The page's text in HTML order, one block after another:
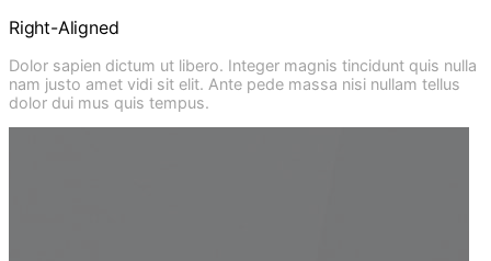
Right-Aligned
Dolor sapien dictum ut libero. Integer magnis tincidunt quis nulla
nam justo amet vidi sit elit. Ante pede massa nisi nullam tellus
dolor dui mus quis tempus.